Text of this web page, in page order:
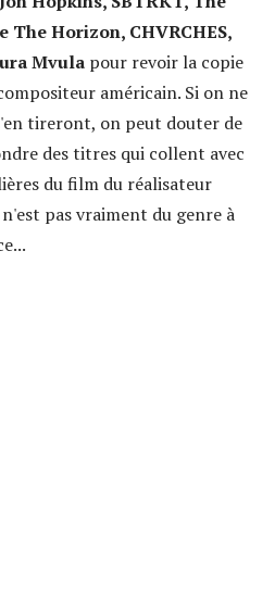
The Horizon, CHVRCHES,
Mvula pour revoir la copie
américain. Si on ne
tireront, on peut douter de
des titres qui collent avec
du film du réalisateur
pas vraiment du genre à